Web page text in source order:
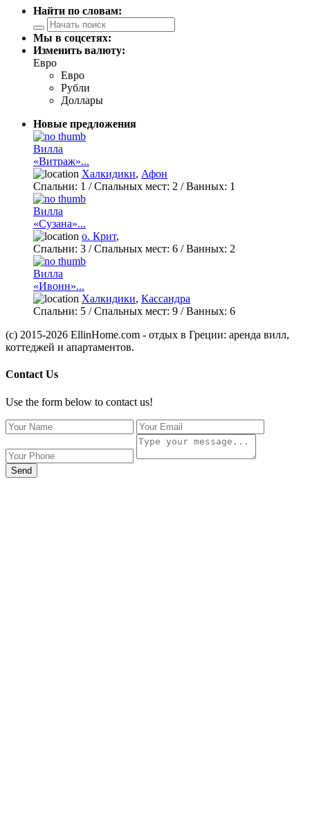
Найти по словам:
Мы в соцсетях:
Изменить валюту:
Евро
Евро
Рубли
Доллары
Новые предложения
Вилла
«Витраж»...
Халкидики, Афон
Спальни: 1 / Спальных мест: 2 /Ванных: 1
Вилла
«Сузана»...
о. Крит,
Спальни: 3 / Спальных мест: 6 /Ванных: 2
Вилла
«Ивонн»...
Халкидики, Кассандра
Спальни: 5 / Спальных мест: 9 /Ванных: 6
(c) 2015-2026 EllinHome.com - отдых в Греции: аренда вилл,
коттеджей и апартаментов.
Contact Us
Use the form below to contact us!
Send